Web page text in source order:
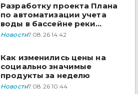
Разработку проекта Плана
по автоматизации учета
воды в бассейне реки
Сырдарья одобрили
Новости7.08.26 14:42
Как изменились цены на
социально значимые
продукты за неделю
Новости7.08.26 10:44